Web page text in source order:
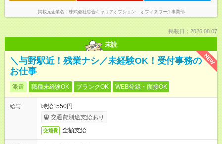
掲載元企業名 株式会社綜合キャリアオプション オフィスワーク事業部
掲載日：2026.08.07
未読
NEW
＼与野駅近！残業ナシ／未経験OK！受付事務の
お仕事
派遣 職種未経験OK ブランクOK WEB登録・面接OK
給与
時給1550円
交通費別途支給あり
交通費 全額支給